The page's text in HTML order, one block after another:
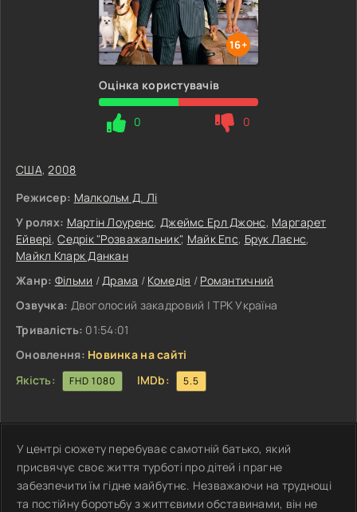
16+
Оцінка користувачів
0 0
США,2008
Режисер: Малкольм Д. Лі
У ролях: Мартін Лоуренс,Джеймс Ерл Джонс, Маргарет
Ейвері,Седрік "Розважальник", Майк Епс, Брук Лаєнс,
Майкл Кларк Данкан
Жанр: Фільми /Драма / Комедія / Романтичний
Озвучка: Двоголосий закадровий | ТРК Україна
Тривалість: 01:54:01
Оновлення: Новинка на сайті
Якість:
FHD 1080 IMDb: 5.5
У центрі сюжету перебуває самотній батько, який
присвячує своє життя турботі про дітей і прагне
забезпечити їм гідне майбутнє. Незважаючи на труднощі
та постійну боротьбу з життєвими обставинами, він не